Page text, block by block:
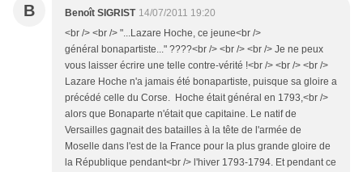
B Benoît SIGRIST 14/07/2011 19:20
<br /> <br /> "...Lazare Hoche, ce jeune<br />
général bonapartiste..." ????<br /> <br /> <br /> Je ne peux
vous laisser écrire une telle contre-vérité !<br /> <br /> <br />
Lazare Hoche n'a jamais été bonapartiste, puisque sa gloire a
précédé celle du Corse. Hoche était général en 1793,<br />
alors que Bonaparte n'était que capitaine. Le natif de
Versailles gagnait des batailles à la tête de l'armée de
Moselle dans l'est de la France pour la plus grande gloire de
la République pendant<br /> l'hiver 1793-1794. Et pendant ce